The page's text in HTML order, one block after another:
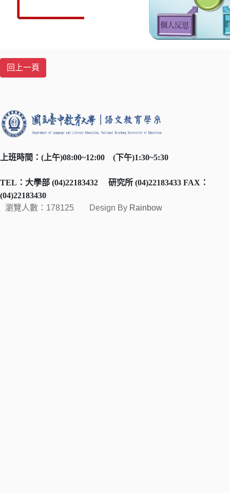
上班時間： ( 上午)08:00~12:00 (下午)1:30~5:30
TEL ：大學部 (04)22183432 研究所 (04)22183433 FAX ：
(04)22183430
瀏覽人數：178125
Design By Rainbow